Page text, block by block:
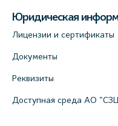
Юридическая
Лицензии и сертификаты
Документы
Реквизиты
Доступная среда АО